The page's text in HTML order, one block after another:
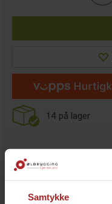
Samtykke
14 på lager